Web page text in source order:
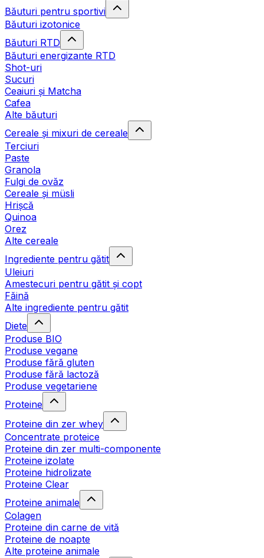
Băuturi pentru sportivi
Băuturi izotonice
Băuturi RTD
Băuturi energizante RTD
Shot-uri
Sucuri
Ceaiuri și Matcha
Cafea
Alte băuturi
Cereale și mixuri de cereale
Terciuri
Paste
Granola
Fulgi de ovăz
Cereale și müsli
Hrișcă
Quinoa
Orez
Alte cereale
Ingrediente pentru gătit
Uleiuri
Amestecuri pentru gătit și copt
Făină
Alte ingrediente pentru gătit
Diete
Produse BIO
Produse vegane
Produse fără gluten
Produse fără lactoză
Produse vegetariene
Proteine
Proteine din zer whey
Concentrate proteice
Proteine din zer multi-componente
Proteine izolate
Proteine hidrolizate
Proteine Clear
Proteine animale
Colagen
Proteine din carne de vită
Proteine de noapte
Alte proteine animale